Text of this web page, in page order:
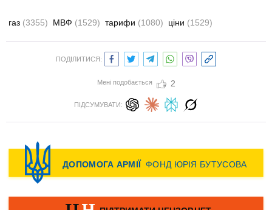
газ (3355) МВФ (1529) тарифи (1080) ціни (1529)
ПОДІЛИТИСЯ:
Мені подобається 2
ПІДСУМУВАТИ: